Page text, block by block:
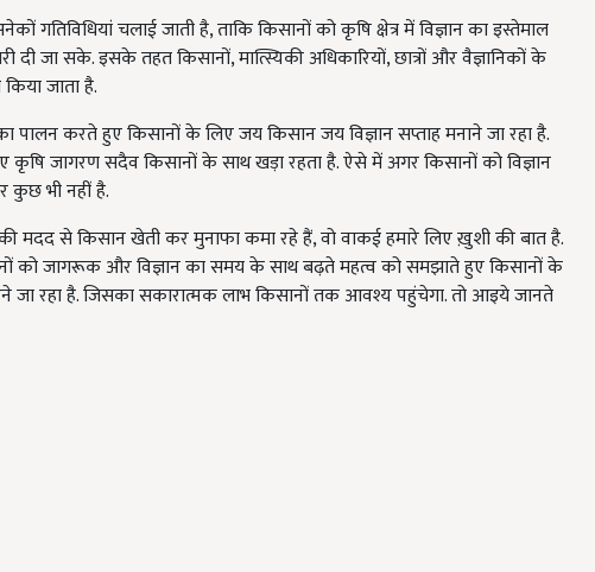
गतिविधियां चलाई जाती है, ताकि किसानों को कृषि क्षेत्र में विज्ञान का इस्तेमाल
जा सके. इसके तहत किसानों, मात्स्यिकी अधिकारियों, छात्रों और वैज्ञानिकों के
जाता है.
पालन करते हुए किसानों के लिए जय किसान जय विज्ञान सप्ताह मनाने जा रहा है.
जागरण सदैव किसानों के साथ खड़ा रहता है. ऐसे में अगर किसानों को विज्ञान
कुछ भी नहीं है.
मदद से किसान खेती कर मुनाफा कमा रहे हैं, वो वाकई हमारे लिए ख़ुशी की बात है.
को जागरूक और विज्ञान का समय के साथ बढ़ते महत्व को समझाते हुए किसानों के
जा रहा है. जिसका सकारात्मक लाभ किसानों तक आवश्य पहुंचेगा. तो आइये जानते